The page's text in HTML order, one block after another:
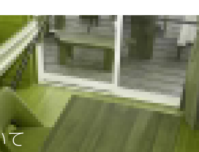
て